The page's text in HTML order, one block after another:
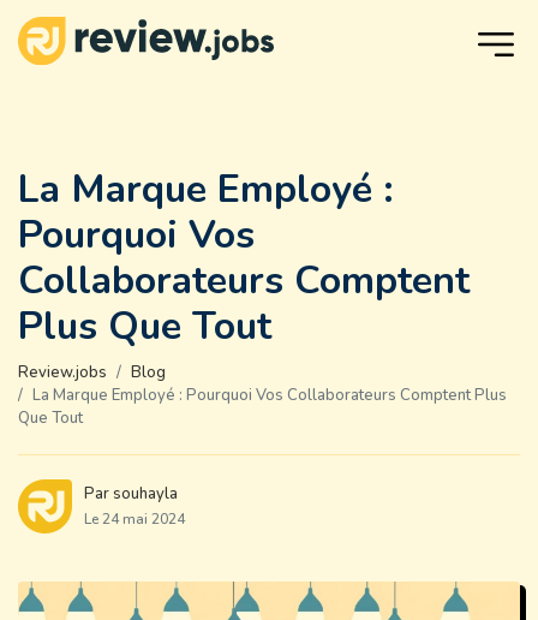
La Marque Employé :
Pourquoi Vos
Collaborateurs Comptent
Plus Que Tout
Review.jobs
Blog
La Marque Employé : Pourquoi Vos Collaborateurs Comptent Plus
Que Tout
Par souhayla
Le 24 mai 2024